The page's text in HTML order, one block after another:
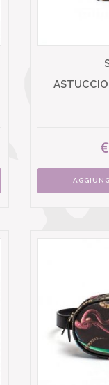
ASTUCCIO